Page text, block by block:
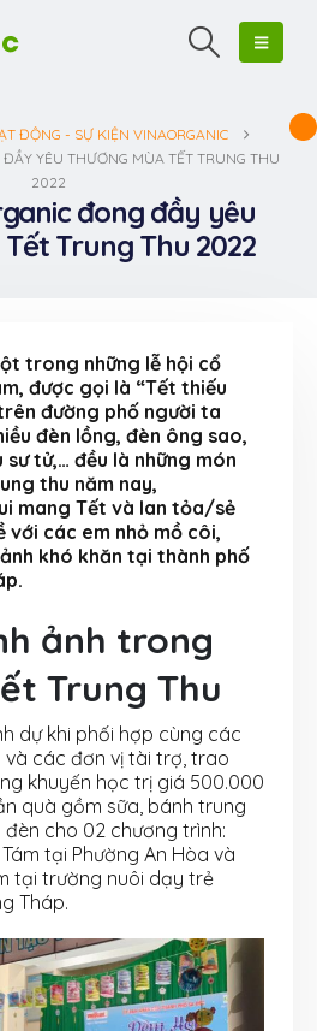
ĐỘNG - SỰ KIỆN VINAORGANIC
YÊU THƯƠNG MÙA TẾT TRUNG THU
2022
đong đầy yêu
Trung Thu 2022
trong những lễ hội cổ
được gọi là “Tết thiếu
đường phố người ta
đèn lồng, đèn ông sao,
tử,… đều là những món
thu năm nay,
mang Tết và lan tỏa/sẻ
với các em nhỏ mồ côi,
khó khăn tại thành phố
ảnh trong
Trung Thu
dự khi phối hợp cùng các
các đơn vị tài trợ, trao
khuyến học trị giá 500.000
quà gồm sữa, bánh trung
cho 02 chương trình:
tại Phường An Hòa và
tại trường nuôi dạy trẻ
Tháp.